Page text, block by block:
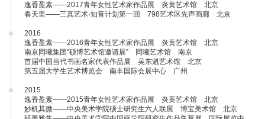
逸香盈素——2017青年女性艺术家作品展 炎黄艺术馆 北京
春天里——三真艺术·知音计划第一回 798艺术区先声画廊 北京
2016
逸香盈素——2016青年女性艺术家作品展 炎黄艺术馆 北京
南京同曦集团“硕博艺术馆邀请展” 同曦艺术馆 南京
首届中国当代书画名家代表作品展 吴东魁艺术馆 北京
第五届大学生艺术博览会 南丰国际会展中心 广州
2015
逸香盈素——2015青年女性艺术家作品展 炎黄艺术馆 北京
妙机其微——中央美术学院硕士研究生六人联展 博宝美术馆 北京